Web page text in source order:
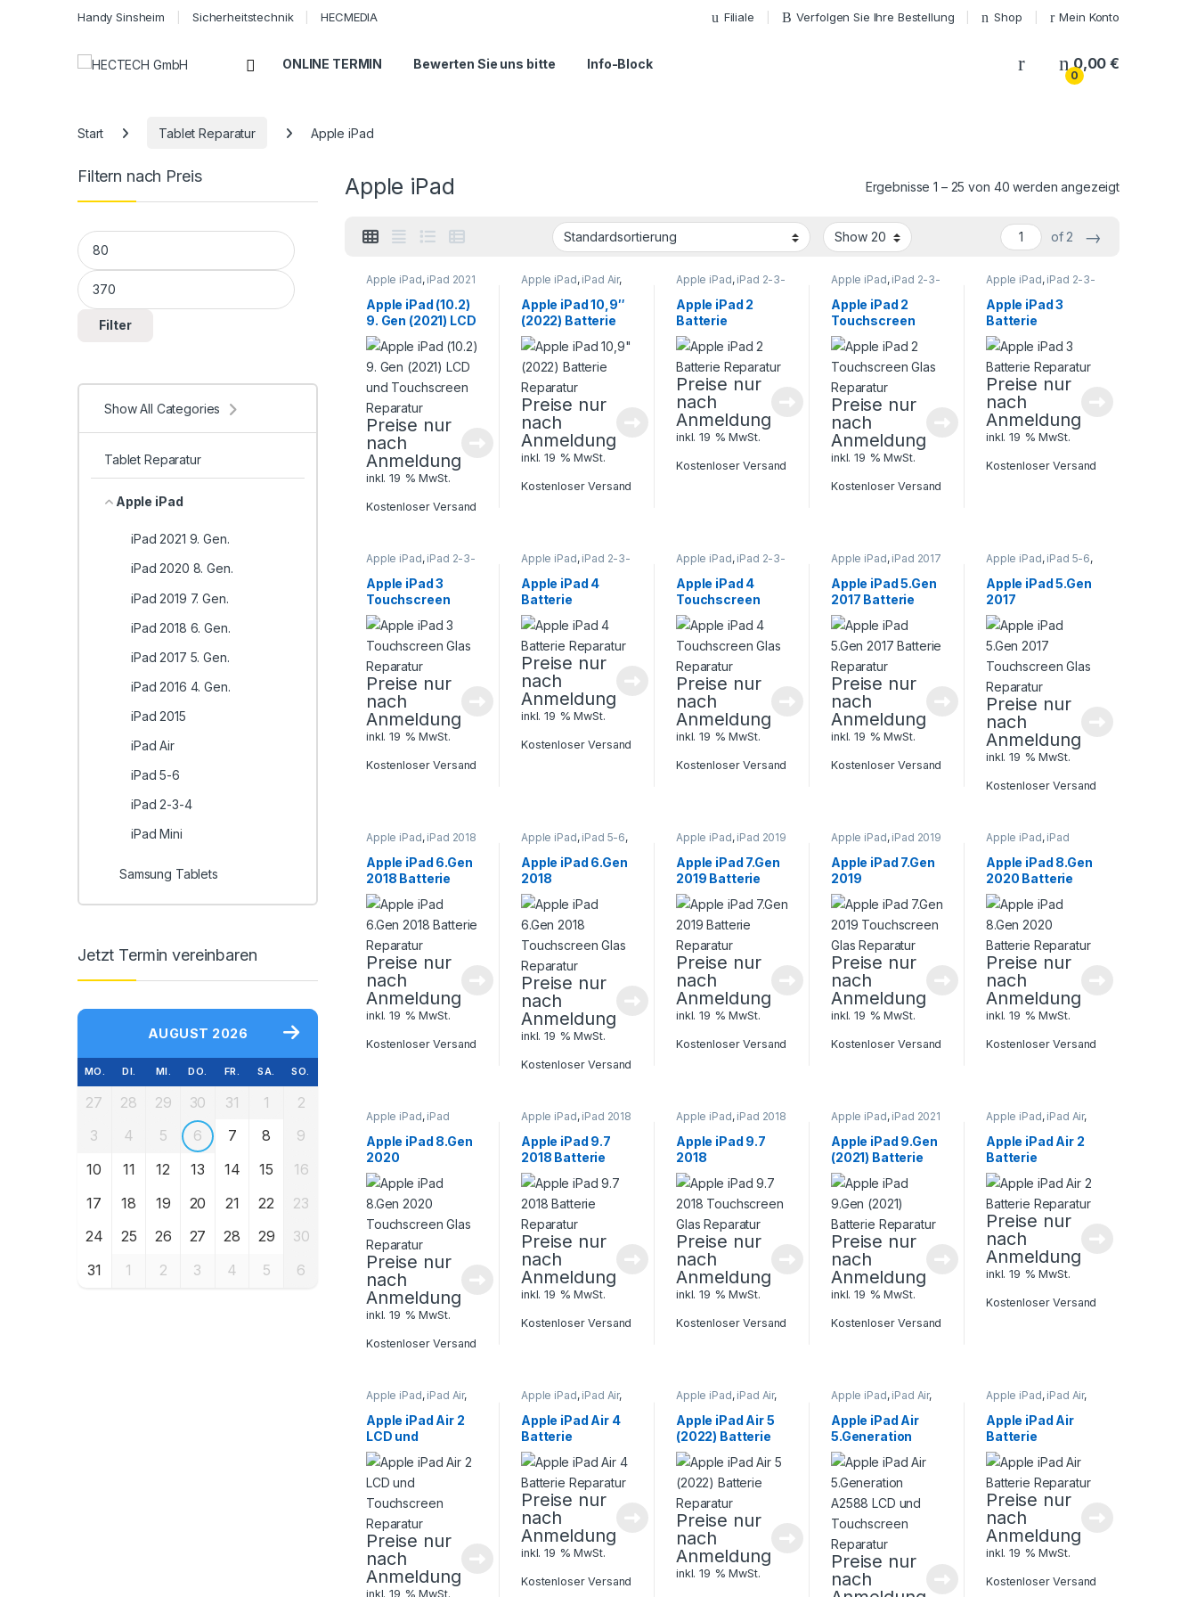
Handy Sinsheim Sicherheitstechnik HECMEDIA Filiale Verfolgen Sie Ihre Bestellung Shop Mein Konto
Open ONLINE TERMIN Bewerten Sie uns bitte Info-Block My Account
0
0,00€
Start Tablet Reparatur Apple iPad
Apple iPad Ergebnisse 1 – 25 von 40 werden angezeigt
of 2 →
Apple iPad, iPad 2021
9. Gen.
Reparatur
Apple iPad (10.2)
9. Gen (2021) LCD
und Touchscreen
Reparatur
Preise nur
nach
Anmeldung
inkl. 19 % MwSt.
Kostenloser Versand
Apple iPad, iPad Air,
Tablet Reparatur
Apple iPad 10,9″
(2022) Batterie
Reparatur
Preise nur
nach
Anmeldung
inkl. 19 % MwSt.
Kostenloser Versand
Apple iPad, iPad 2-3-
, Tablet Reparatur
Apple iPad 2
Batterie
Reparatur
Preise nur
nach
Anmeldung
inkl. 19 % MwSt.
Kostenloser Versand
Apple iPad, iPad 2-3-
, Tablet Reparatur
Apple iPad 2
Touchscreen
Glas Reparatur
Preise nur
nach
Anmeldung
inkl. 19 % MwSt.
Kostenloser Versand
Apple iPad, iPad 2-3-
, Tablet Reparatur
Apple iPad 3
Batterie
Reparatur
Preise nur
nach
Anmeldung
inkl. 19 % MwSt.
Kostenloser Versand
Apple iPad, iPad 2-3-
, Tablet Reparatur
Apple iPad 3
Touchscreen
Glas Reparatur
Preise nur
nach
Anmeldung
inkl. 19 % MwSt.
Kostenloser Versand
Apple iPad, iPad 2-3-
, Tablet Reparatur
Apple iPad 4
Batterie
Reparatur
Preise nur
nach
Anmeldung
inkl. 19 % MwSt.
Kostenloser Versand
Apple iPad, iPad 2-3-
, Tablet Reparatur
Apple iPad 4
Touchscreen
Glas Reparatur
Preise nur
nach
Anmeldung
inkl. 19 % MwSt.
Kostenloser Versand
Apple iPad, iPad 2017
5. Gen.
Reparatur
Apple iPad 5.Gen
2017 Batterie
Reparatur
Preise nur
nach
Anmeldung
inkl. 19 % MwSt.
Kostenloser Versand
Apple iPad, iPad 5-6,
Tablet Reparatur
Apple iPad 5.Gen
2017
Touchscreen
Glas Reparatur
Preise nur
nach
Anmeldung
inkl. 19 % MwSt.
Kostenloser Versand
Apple iPad, iPad 2018
6. Gen.
Reparatur
Apple iPad 6.Gen
2018 Batterie
Reparatur
Preise nur
nach
Anmeldung
inkl. 19 % MwSt.
Kostenloser Versand
Apple iPad, iPad 5-6,
Tablet Reparatur
Apple iPad 6.Gen
2018
Touchscreen
Glas Reparatur
Preise nur
nach
Anmeldung
inkl. 19 % MwSt.
Kostenloser Versand
Apple iPad, iPad 2019
7. Gen.
Tablet Reparatur
Apple iPad 7.Gen
2019 Batterie
Reparatur
Preise nur
nach
Anmeldung
inkl. 19 % MwSt.
Kostenloser Versand
Apple iPad, iPad 2019
7. Gen.
Tablet Reparatur
Apple iPad 7.Gen
2019
Touchscreen
Glas Reparatur
Preise nur
nach
Anmeldung
inkl. 19 % MwSt.
Kostenloser Versand
Apple iPad, iPad
2020 8. Gen.
6,Tablet Reparatur
Apple iPad 8.Gen
2020 Batterie
Reparatur
Preise nur
nach
Anmeldung
inkl. 19 % MwSt.
Kostenloser Versand
Apple iPad, iPad
2020 8. Gen.
6,Tablet Reparatur
Apple iPad 8.Gen
2020
Touchscreen
Glas Reparatur
Preise nur
nach
Anmeldung
inkl. 19 % MwSt.
Kostenloser Versand
Apple iPad, iPad 2018
6. Gen.
Reparatur
Apple iPad 9.7
2018 Batterie
Reparatur
Preise nur
nach
Anmeldung
inkl. 19 % MwSt.
Kostenloser Versand
Apple iPad, iPad 2018
6. Gen.
Reparatur
Apple iPad 9.7
2018
Touchscreen
Glas Reparatur
Preise nur
nach
Anmeldung
inkl. 19 % MwSt.
Kostenloser Versand
Apple iPad, iPad 2021
9. Gen.
Reparatur
Apple iPad 9.Gen
(2021) Batterie
Reparatur
Preise nur
nach
Anmeldung
inkl. 19 % MwSt.
Kostenloser Versand
Apple iPad, iPad Air,
Tablet Reparatur
Apple iPad Air 2
Batterie
Reparatur
Preise nur
nach
Anmeldung
inkl. 19 % MwSt.
Kostenloser Versand
Apple iPad, iPad Air,
Tablet Reparatur
Apple iPad Air 2
LCD und
Touchscreen
Reparatur
Preise nur
nach
Anmeldung
inkl. 19 % MwSt.
Apple iPad, iPad Air,
Tablet Reparatur
Apple iPad Air 4
Batterie
Reparatur
Preise nur
nach
Anmeldung
inkl. 19 % MwSt.
Kostenloser Versand
Apple iPad, iPad Air,
Tablet Reparatur
Apple iPad Air 5
(2022) Batterie
Reparatur
Preise nur
nach
Anmeldung
inkl. 19 % MwSt.
Apple iPad, iPad Air,
Tablet Reparatur
Apple iPad Air
5.Generation
A2588 LCD und
Touchscreen
Reparatur
Preise nur
nach
Apple iPad, iPad Air,
Tablet Reparatur
Apple iPad Air
Batterie
Reparatur
Preise nur
nach
Anmeldung
inkl. 19 % MwSt.
Kostenloser Versand
Filtern nach Preis
Min. Preis
Max. Preis
Filter
Show All Categories
Tablet Reparatur
Apple iPad
iPad 2021 9. Gen.
iPad 2020 8. Gen.
iPad 2019 7. Gen.
iPad 2018 6. Gen.
iPad 2017 5. Gen.
iPad 2016 4. Gen.
iPad 2015
iPad Air
iPad 5-6
iPad 2-3-4
iPad Mini
Samsung Tablets
Jetzt Termin vereinbaren
AUGUST 2026
MO. DI. MI. DO. FR. SA. SO.
27 28 29 30 31 1
2
3
4 5 6 7 8
9
10
11 12 13 14 15
16
17
18 19 20 21 22
23
24
25 26 27 28 29
30
31
1 2 3 4 5 6